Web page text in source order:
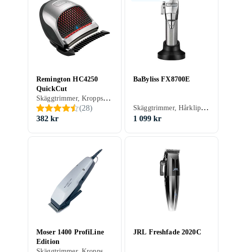
Remington HC4250
QuickCut
Skäggtrimmer, Kroppshår, Nästrimmer & örontrimmer, Hårklippare, Batteridrift, Batterinivåindikator, Vattentålig, Justerbar hastighet, Stöd för snabbladdning
(28)
382 kr
BaByliss FX8700E
Skäggtrimmer, Hårklippare, Batteridrift, Stöd för snabbladdning, Laddningsställ
1 099 kr
Moser 1400 ProfiLine
Edition
JRL Freshfade 2020C